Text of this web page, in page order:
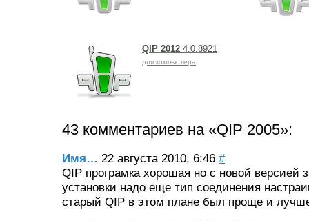
QIP 2012 4.0.8921
для компьютера
43 комментариев на «QIP 2005»:
Имя… 22 августа 2010, 6:46 #
QIP програмка хорошая но с новой версией
установки надо еще тип соединения
старый QIP в этом плане был проще и